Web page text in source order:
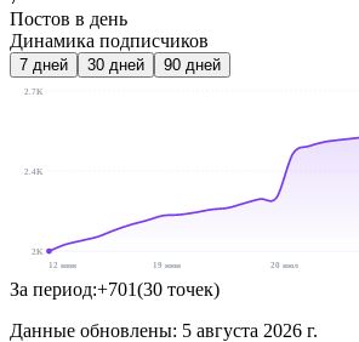
Постов в день
Динамика подписчиков
7 дней 30 дней 90 дней
2.7K
2.4K
2K
12 июн
19 июн 20 июл
За период:+701(30 точек)
Данные обновлены: 5 августа 2026 г.